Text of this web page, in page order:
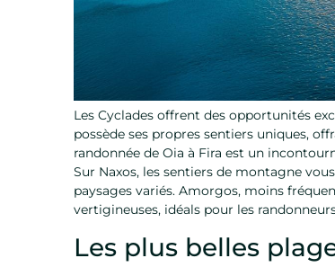
Les Cyclades offrent des opportunités
possède ses propres sentiers uniques,
randonnée de Oia à Fira est un
Sur Naxos, les sentiers de montagne
paysages variés. Amorgos, moins
vertigineuses, idéals pour les
Les plus belles